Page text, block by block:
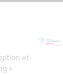
et
»